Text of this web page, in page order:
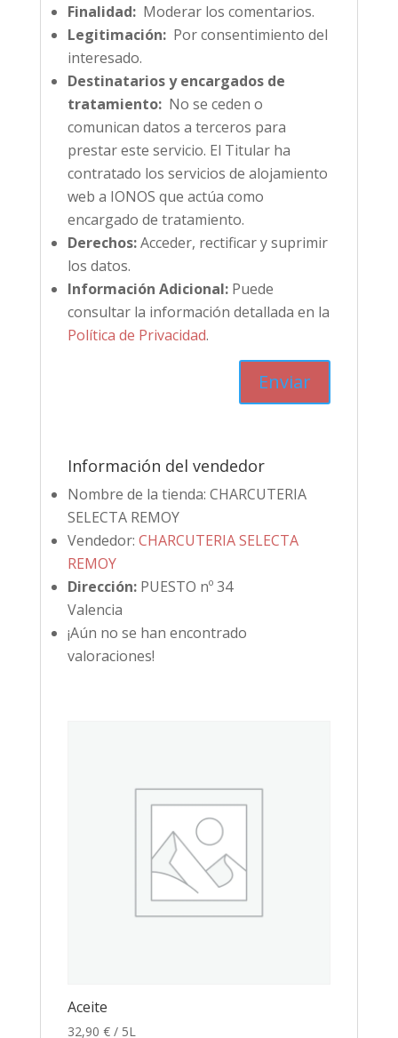
Finalidad:Moderar los comentarios.
Legitimación:Por consentimiento del
interesado.
Destinatarios y encargados de
tratamiento:No se ceden o
comunican datos a terceros para
prestar este servicio. El Titular ha
contratado los servicios de alojamiento
web a IONOS que actúa como
encargado de tratamiento.
Derechos:Acceder, rectificar y suprimir
los datos.
Información Adicional:Puede
consultar la información detallada en la
Política de Privacidad.
Información del vendedor
Nombre de la tienda: CHARCUTERIA
SELECTA REMOY
Vendedor: CHARCUTERIA SELECTA
REMOY
Dirección: PUESTO nº 34
Valencia
¡Aún no se han encontrado
valoraciones!
Aceite
32,90 € / 5L